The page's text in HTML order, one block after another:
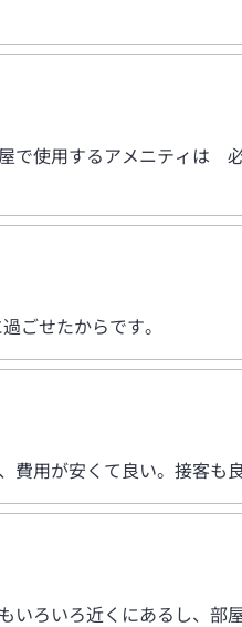
使用するアメニティは
ごせたからです。
費用が安くて良い。接客も
いろいろ近くにあるし、